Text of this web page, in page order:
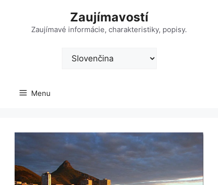
Zaujímavostí
Zaujímavé informácie, charakteristiky, popisy.
Vyberte
jazyk
Menu